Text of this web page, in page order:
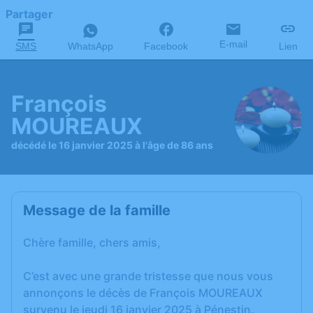
Partager
SMS WhatsApp Facebook E-mail Lien
François
MOUREAUX
décédé le 16 janvier 2025 à l'âge de 86 ans
Message de la famille
Chère famille, chers amis,
C’est avec une grande tristesse que nous vous
annonçons le décès de François MOUREAUX
survenu le jeudi 16 janvier 2025 à Pénestin.